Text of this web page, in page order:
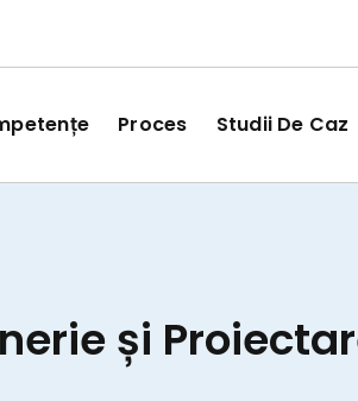
Proces Studii De Caz
și